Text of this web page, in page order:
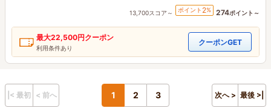
13,700スコア～ ポイント 2% 274ポイント～
最大22,500円クーポン
利用条件あり
クーポンGET
|< 最初 < 前へ 1 2 3 次へ > 最後 >|